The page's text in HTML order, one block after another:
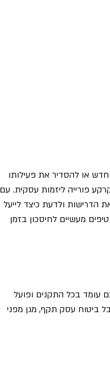
או להסדיר את פעילותו
פורייה ליזמות עסקית. עם
הדרישות ולדעת כיצד לייעל
מעשיים לחיסכון בזמן
עומד בכל התקנים ופועל
ביטוח עסק תקף, מגן מפני